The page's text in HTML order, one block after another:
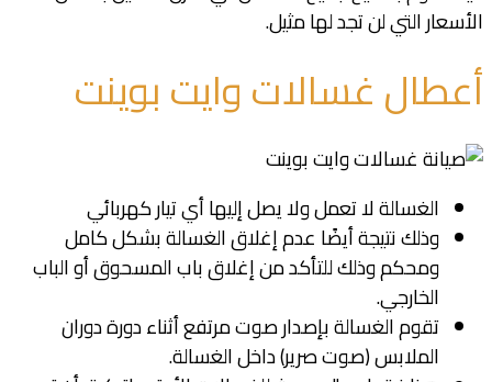
الأسعار التي لن تجد لها مثيل.
أعطال غسالات وايت بوينت
الغسالة لا تعمل ولا يصل إليها أي تيار كهربائي
وذلك نتيجة أيضًا عدم إغلاق الغسالة بشكل كامل
ومحكم وذلك للتأكد من إغلاق باب المسحوق أو الباب
الخارجي.
تقوم الغسالة بإصدار صوت مرتفع أثناء دورة دوران
الملابس (صوت صرير) داخل الغسالة.